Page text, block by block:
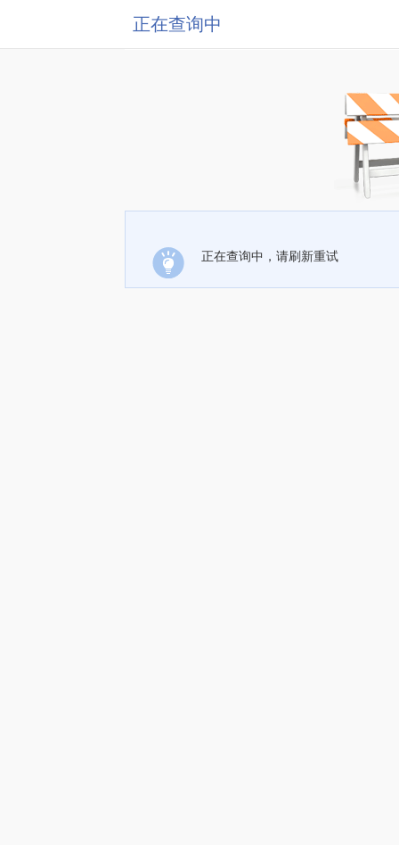
正在查询中
正在查询中，请刷新重试